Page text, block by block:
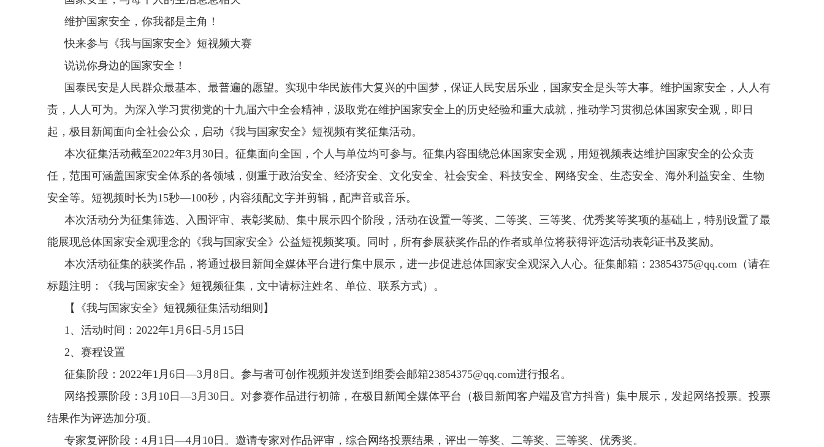
维护国家安全，你我都是主角！
快来参与《我与国家安全》短视频大赛
说说你身边的国家安全！
国泰民安是人民群众最基本、最普遍的愿望。实现中华民族伟大复兴的中国梦，保证人民安居乐业，国家安全是头等大事。维护国家安全，人人有
责，人人可为。为深入学习贯彻党的十九届六中全会精神，汲取党在维护国家安全上的历史经验和重大成就，推动学习贯彻总体国家安全观，即日
起，极目新闻面向全社会公众，启动《我与国家安全》短视频有奖征集活动。
本次征集活动截至2022年3月30日。征集面向全国，个人与单位均可参与。征集内容围绕总体国家安全观，用短视频表达维护国家安全的公众责
任，范围可涵盖国家安全体系的各领域，侧重于政治安全、经济安全、文化安全、社会安全、科技安全、网络安全、生态安全、海外利益安全、生物
安全等。短视频时长为15秒—100秒，内容须配文字并剪辑，配声音或音乐。
本次活动分为征集筛选、入围评审、表彰奖励、集中展示四个阶段，活动在设置一等奖、二等奖、三等奖、优秀奖等奖项的基础上，特别设置了最
能展现总体国家安全观理念的《我与国家安全》公益短视频奖项。同时，所有参展获奖作品的作者或单位将获得评选活动表彰证书及奖励。
本次活动征集的获奖作品，将通过极目新闻全媒体平台进行集中展示，进一步促进总体国家安全观深入人心。征集邮箱：23854375@qq.com（请在
标题注明：《我与国家安全》短视频征集，文中请标注姓名、单位、联系方式）。
【《我与国家安全》短视频征集活动细则】
1、活动时间：2022年1月6日-5月15日
2、赛程设置
征集阶段：2022年1月6日—3月8日。参与者可创作视频并发送到组委会邮箱23854375@qq.com进行报名。
网络投票阶段：3月10日—3月30日。对参赛作品进行初筛，在极目新闻全媒体平台（极目新闻客户端及官方抖音）集中展示，发起网络投票。投票
结果作为评选加分项。
专家复评阶段：4月1日—4月10日。邀请专家对作品评审，综合网络投票结果，评出一等奖、二等奖、三等奖、优秀奖。